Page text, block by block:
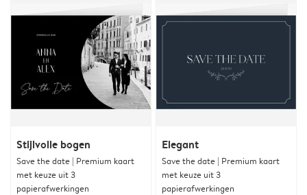
Stijlvolle bogen
Save the date | Premium kaart
met keuze uit 3
papierafwerkingen
Elegant
Save the date | Premium kaart
met keuze uit 3
papierafwerkingen